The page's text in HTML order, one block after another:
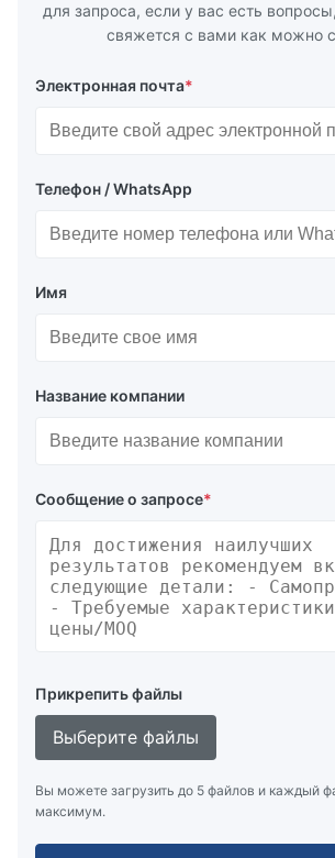
для запроса, если у вас есть
свяжется с вами как можно
Электронная почта*
Телефон / WhatsApp
Имя
Название компании
Сообщение о запросе*
Прикрепить файлы
Выберите файлы
Вы можете загрузить до 5 файлов и каждый
максимум.